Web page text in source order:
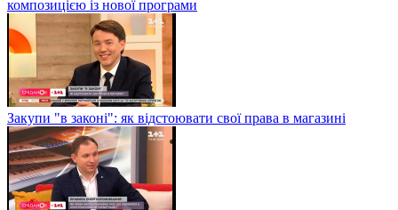
композицією із нової програми
Закупи "в законі": як відстоювати свої права в магазині